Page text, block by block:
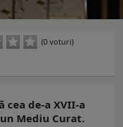
(0 voturi)
cea de-a XVII-a
Mediu Curat.